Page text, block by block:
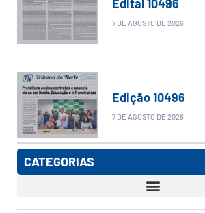
Edital 10496
7 DE AGOSTO DE 2026
Edição 10496
7 DE AGOSTO DE 2026
CATEGORIAS